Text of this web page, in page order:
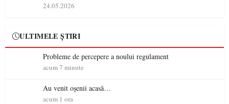
24.05.2026
ULTIMELE ȘTIRI
Probleme de percepere a noului regulament
acum 7 minute
Au venit oșenii acasă…
acum 1 ora